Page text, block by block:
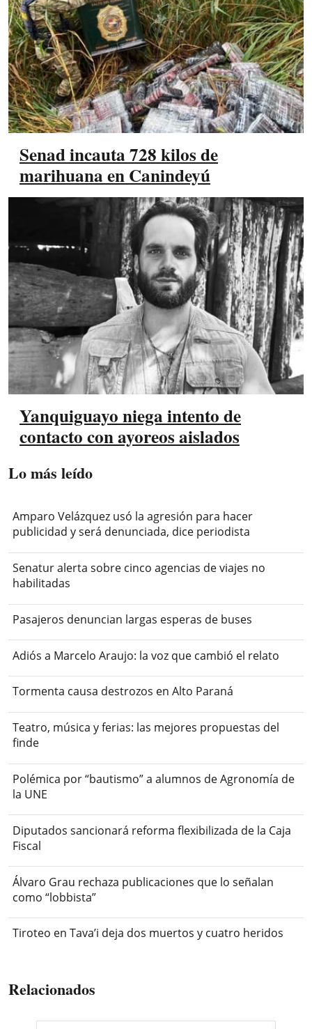
Senad incauta 728 kilos de
marihuana en Canindeyú
Yanquiguayo niega intento de
contacto con ayoreos aislados
Lo más leído
Amparo Velázquez usó la agresión para hacer
publicidad y será denunciada, dice periodista
Senatur alerta sobre cinco agencias de viajes no
habilitadas
Pasajeros denuncian largas esperas de buses
Adiós a Marcelo Araujo: la voz que cambió el relato
Tormenta causa destrozos en Alto Paraná
Teatro, música y ferias: las mejores propuestas del
finde
Polémica por “bautismo” a alumnos de Agronomía de
la UNE
Diputados sancionará reforma flexibilizada de la Caja
Fiscal
Álvaro Grau rechaza publicaciones que lo señalan
como “lobbista”
Tiroteo en Tava’i deja dos muertos y cuatro heridos
Relacionados